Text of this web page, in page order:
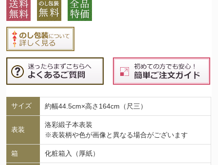
サイズ 約幅44.5cm×高さ164cm（尺三）
表装
洛彩緞子本表装
※表装柄や色が画像と異なる場合がございます
箱 化粧箱入（厚紙）